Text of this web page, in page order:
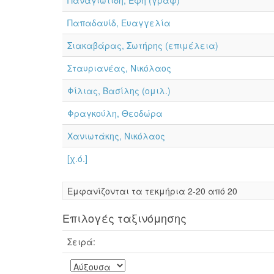
Παπαδαυίδ, Ευαγγελία
Σιακαβάρας, Σωτήρης (επιμέλεια)
Σταυριανέας, Νικόλαος
Φίλιας, Βασίλης (ομιλ.)
Φραγκούλη, Θεοδώρα
Χανιωτάκης, Νικόλαος
[χ.ό.]
Eμφανίζονται τα τεκμήρια 2-20 από 20
Επιλογές ταξινόμησης
Σειρά: